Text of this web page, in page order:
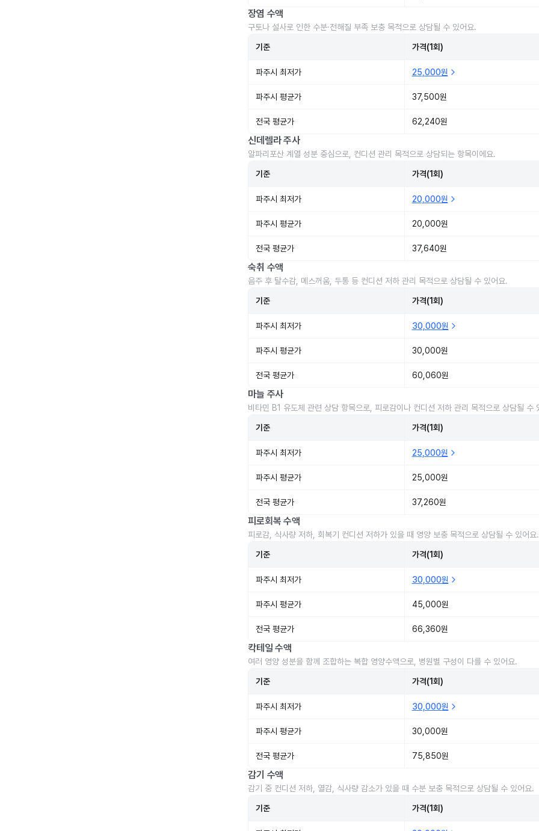
장염 수액
구토나 설사로 인한 수분·전해질 부족 보충 목적으로 상담될 수 있어요.
기준 가격(1회)
파주시 최저가 25,000원
파주시 평균가 37,500원
전국 평균가 62,240원
신데렐라 주사
알파리포산 계열 성분 중심으로, 컨디션 관리 목적으로 상담되는 항목이에요.
기준 가격(1회)
파주시 최저가 20,000원
파주시 평균가 20,000원
전국 평균가 37,640원
숙취 수액
음주 후 탈수감, 메스꺼움, 두통 등 컨디션 저하 관리 목적으로 상담될 수 있어요.
기준 가격(1회)
파주시 최저가 30,000원
파주시 평균가 30,000원
전국 평균가 60,060원
마늘 주사
비타민 B1 유도체 관련 상담 항목으로, 피로감이나 컨디션 저하 관리 목적으로 상담될 수
기준 가격(1회)
파주시 최저가 25,000원
파주시 평균가 25,000원
전국 평균가 37,260원
피로회복 수액
피로감, 식사량 저하, 회복기 컨디션 저하가 있을 때 영양 보충 목적으로 상담될 수 있어요.
기준 가격(1회)
파주시 최저가 30,000원
파주시 평균가 45,000원
전국 평균가 66,360원
칵테일 수액
여러 영양 성분을 함께 조합하는 복합 영양수액으로, 병원별 구성이 다를 수 있어요.
기준 가격(1회)
파주시 최저가 30,000원
파주시 평균가 30,000원
전국 평균가 75,850원
감기 수액
감기 중 컨디션 저하, 열감, 식사량 감소가 있을 때 수분 보충 목적으로 상담될 수 있어요.
기준 가격(1회)